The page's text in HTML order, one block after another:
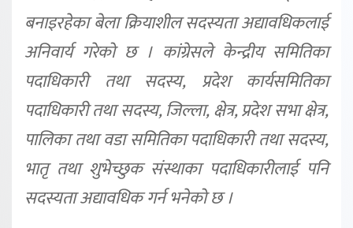
बनाइरहेका बेला क्रियाशील सदस्यता अद्यावधिकलाई
अनिवार्य गरेको छ । कांग्रेसले केन्द्रीय समितिका
पदाधिकारी तथा सदस्य, प्रदेश कार्यसमितिका
पदाधिकारी तथा सदस्य, जिल्ला, क्षेत्र, प्रदेश सभा क्षेत्र,
पालिका तथा वडा समितिका पदाधिकारी तथा सदस्य,
भातृ तथा शुभेच्छुक संस्थाका पदाधिकारीलाई पनि
सदस्यता अद्यावधिक गर्न भनेको छ ।